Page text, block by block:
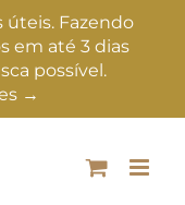
úteis. Fazendo
em até 3 dias
possível.
→